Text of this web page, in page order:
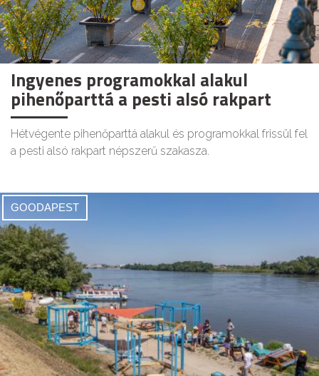
Ingyenes programokkal alakul
pihenőparttá a pesti alsó rakpart
Hétvégente pihenőparttá alakul és programokkal frissül fel
a pesti alsó rakpart népszerű szakasza.
GOODAPEST